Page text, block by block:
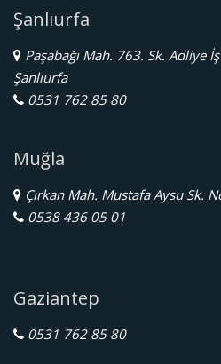
Şanlıurfa
Paşabağı Mah. 763. Sk. Adliye
Şanlıurfa
0531 762 85 80
Muğla
Çırkan Mah. Mustafa Aysu Sk.
0538 436 05 01
Gaziantep
0531 762 85 80